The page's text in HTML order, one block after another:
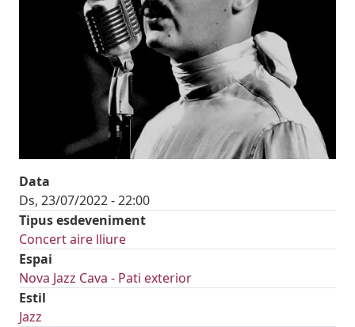
Data
Ds, 23/07/2022 - 22:00
Tipus esdeveniment
Concert aire lliure
Espai
Nova Jazz Cava - Pati exterior
Estil
Jazz